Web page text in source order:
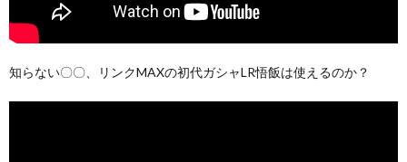
知らない〇〇、リンクMAXの初代ガシャLR悟飯は使えるのか？